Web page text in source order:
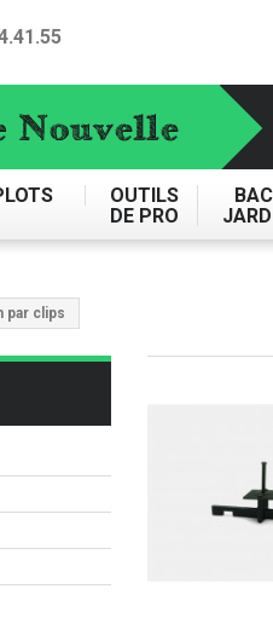
OUTILS
DE PRO
par clips